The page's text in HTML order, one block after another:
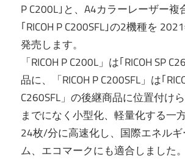
P C200L｣と、A4カラーレーザー複
｢RICOH P C200SFL｣の2機種を
発売します。
「RICOH P C200L」は｢RICOH SP
品に、「RICOH P C200SFL」は｢
C260SFL」の後継商品に位置付け
までになく小型化、軽量化する一
24枚/分に高速化し、国際エネルギ
ム、エコマークにも適合しました